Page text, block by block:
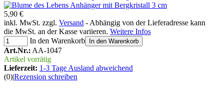
5,90 €
inkl. MwSt. zzgl. Versand - Abhängig von der Lieferadresse kann
die MwSt. an der Kasse variieren. Weitere Infos
In den Warenkorb
In den Warenkorb
Art.Nr.: AA-1047
Artikel vorrätig
Lieferzeit: 1-3 Tage Ausland abweichend
(0)|Rezension schreiben